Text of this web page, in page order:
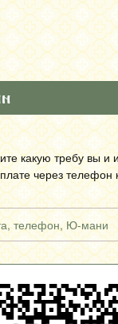
какую требу вы и
через телефон
телефон, Ю-мани